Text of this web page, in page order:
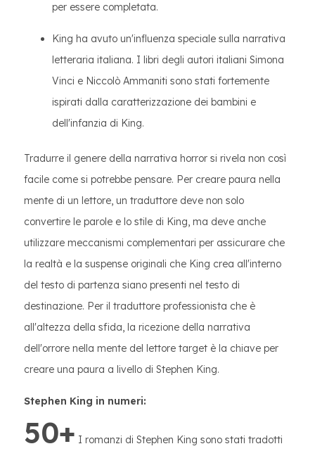
per essere completata.
King ha avuto un'influenza speciale sulla narrativa
letteraria italiana. I libri degli autori italiani Simona
Vinci e Niccolò Ammaniti sono stati fortemente
ispirati dalla caratterizzazione dei bambini e
dell'infanzia di King.
Tradurre il genere della narrativa horror si rivela non così
facile come si potrebbe pensare. Per creare paura nella
mente di un lettore, un traduttore deve non solo
convertire le parole e lo stile di King, ma deve anche
utilizzare meccanismi complementari per assicurare che
la realtà e la suspense originali che King crea all'interno
del testo di partenza siano presenti nel testo di
destinazione. Per il traduttore professionista che è
all'altezza della sfida, la ricezione della narrativa
dell'orrore nella mente del lettore target è la chiave per
creare una paura a livello di Stephen King.
Stephen King in numeri:
50+ I romanzi di Stephen King sono stati tradotti